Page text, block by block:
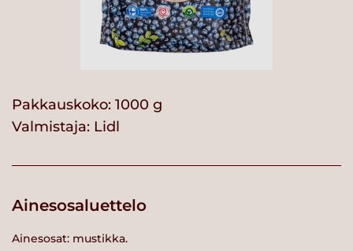
Pakkauskoko: 1000 g
Valmistaja: Lidl
Ainesosaluettelo
Ainesosat: mustikka.